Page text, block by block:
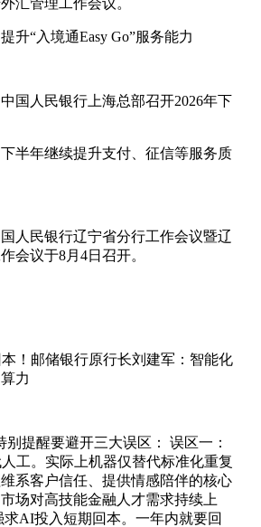
升“入境通Easy Go”服务能力
国人民银行上海总部召开2026年下
半年继续提升支付、征信等服务质
人民银行辽宁省分行工作会议暨辽
会议于8月4日召开。
！邮储银行原行长刘建军：智能化
力
别提醒要避开三大误区： 误区一：
工。实际上机器仅替代标准化重复
系客户信任、提供情感陪伴的核心
场对高技能金融人才需求持续上
AI投入短期回本。一年内就要回